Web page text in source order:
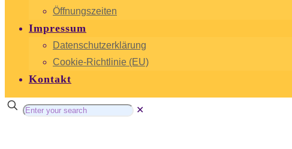
Öffnungszeiten
Impressum
Datenschutzerklärung
Cookie-Richtlinie (EU)
Kontakt
✕